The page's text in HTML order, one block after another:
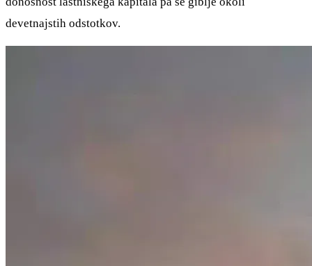
devetnajstih odstotkov.